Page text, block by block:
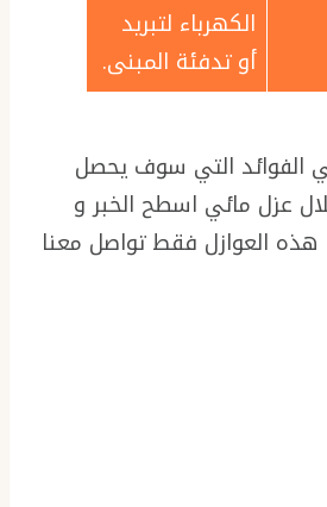
الكهرباء لتبريد
أو تدفئة المبنى.
الفوائد التي سوف يحصل
عزل مائي اسطح الخبر و
العوازل فقط تواصل معنا